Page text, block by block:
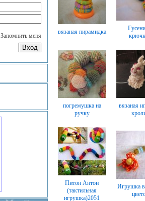
Запомнить меня
вязаная пирамидка
погремушка на
ручку
вязаная
Питон Антон
(тактильная
игрушка)2051
Игрушка